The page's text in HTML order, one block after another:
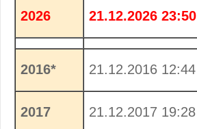
2026 21.12.2026 23:50
2016* 21.12.2016 12:44
2017 21.12.2017 19:28